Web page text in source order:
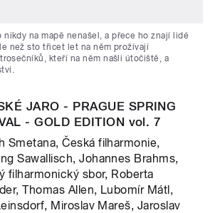
na mapě nenašel, a přece ho znají lidé
než sto třicet let na něm prožívají
kteří na něm našli útočiště, a
JARO - PRAGUE SPRING
- GOLD EDITION vol. 7
Smetana, Česká filharmonie,
Sawallisch, Johannes Brahms,
filharmonický sbor, Roberta
Thomas Allen, Lubomír Mátl,
Miroslav Mareš, Jaroslav